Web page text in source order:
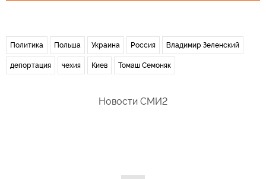
Политика Польша Украина Россия Владимир Зеленский
депортация чехия Киев Томаш Семоняк
Новости СМИ2